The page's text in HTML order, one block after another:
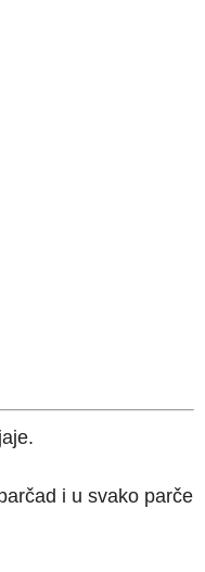
i u svako parče